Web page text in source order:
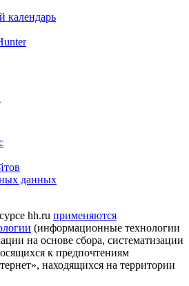
календарь
данных
hh.ru применяются
(информационные технологии
на основе сбора, систематизации
к предпочтениям
находящихся на территории